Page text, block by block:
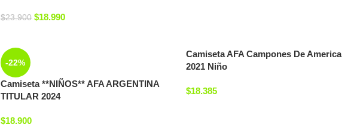
$23.900 $18.990
-22%
Camiseta **NIÑOS** AFA ARGENTINA
TITULAR 2024
$18.900
Camiseta AFA Campones De America
2021 Niño
$18.385